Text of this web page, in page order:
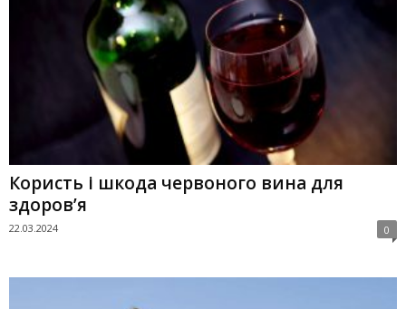
Користь і шкода червоного вина для
здоров’я
22.03.2024 0